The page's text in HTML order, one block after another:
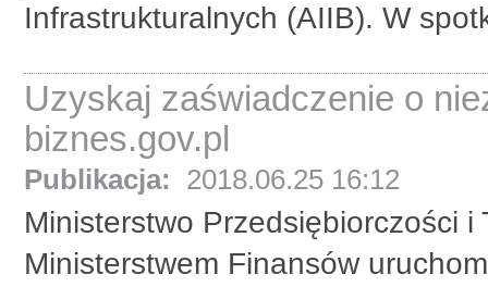
Infrastrukturalnych (AIIB). W
Uzyskaj zaświadczenie o
biznes.gov.pl
Publikacja: 2018.06.25 16:12
Ministerstwo Przedsiębiorczości i
Ministerstwem Finansów